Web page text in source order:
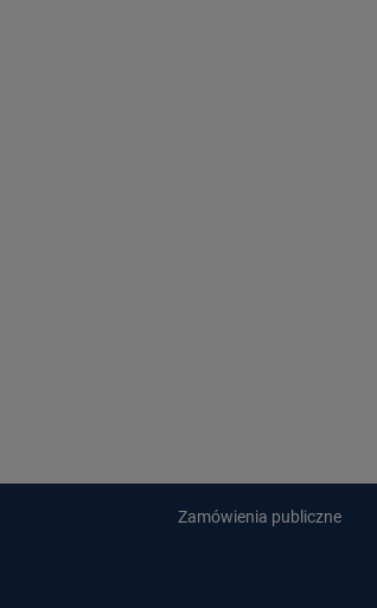
Zamówienia publiczne